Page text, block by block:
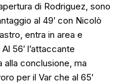
di Rodriguez, sono
al 49′ con Nicolò
entra in area e
56′ l’attaccante
conclusione, ma
per il Var che al 65′